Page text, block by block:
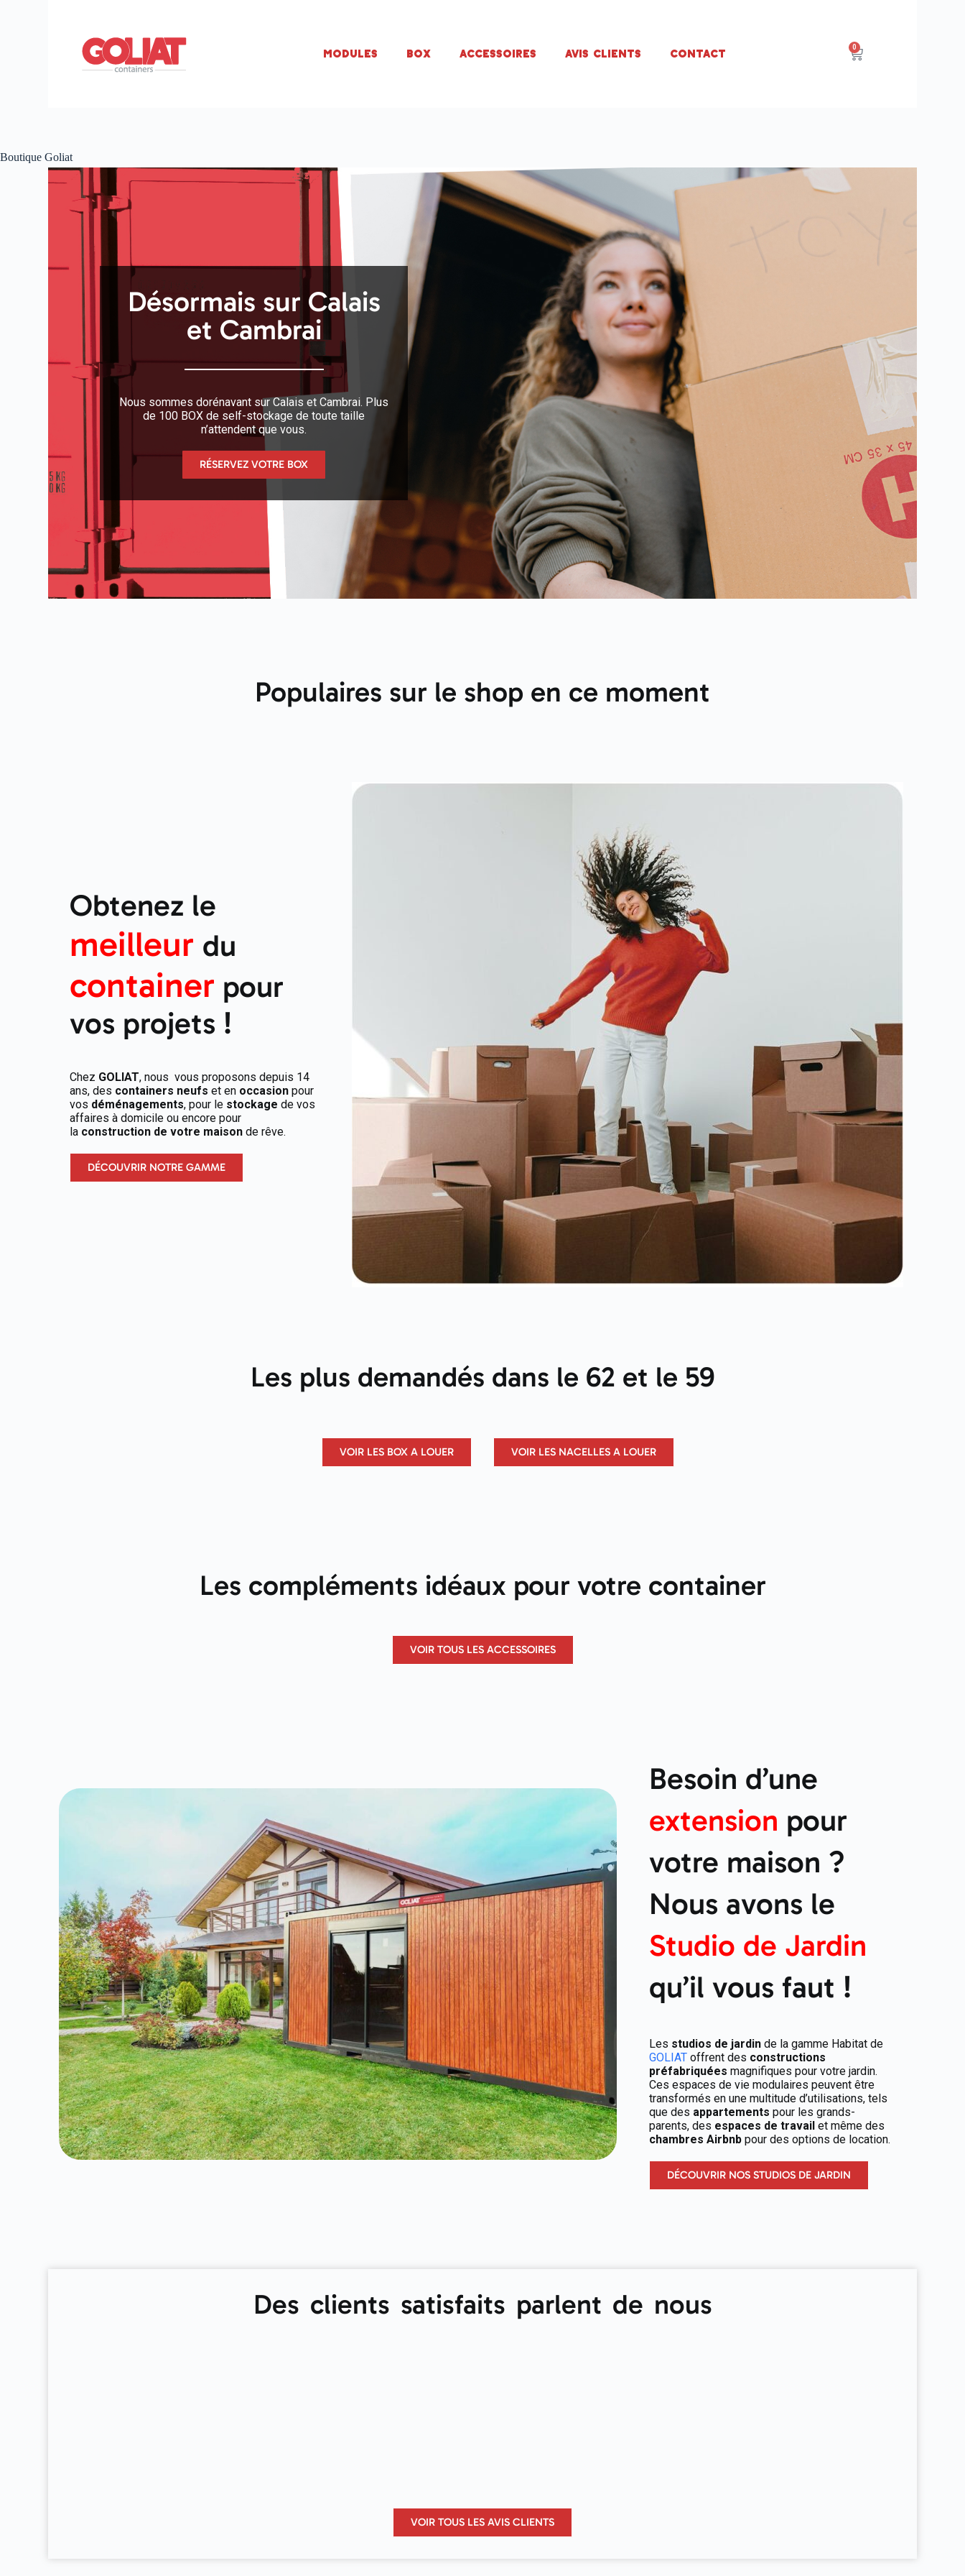
Modules Box Accessoires Avis Clients Contact 0
Boutique Goliat
Désormais sur Calais
et Cambrai
Nous sommes dorénavant sur Calais et Cambrai. Plus
de 100 BOX de self-stockage de toute taille
n’attendent que vous.
RÉSERVEZ VOTRE BOX
Populaires sur le shop en ce moment
Obtenez le
meilleur du
container pour
vos projets !
Chez GOLIAT, nous vous proposons depuis 14
ans, des containers neufs et en occasion pour
vos déménagements, pour le stockage de vos
affaires à domicile ou encore pour
la construction de votre maison de rêve.
DÉCOUVRIR NOTRE GAMME
Les plus demandés dans le 62 et le 59
VOIR LES BOX A LOUER VOIR LES NACELLES A LOUER
Les compléments idéaux pour votre container
VOIR TOUS LES ACCESSOIRES
Besoin d’une
extension pour
votre maison ?
Nous avons le
Studio de Jardin
qu’il vous faut !
Les studios de jardinde la gamme Habitat de
GOLIAToffrent des constructions
préfabriquées magnifiques pour votre jardin.
Ces espaces de vie modulaires peuvent être
transformés en une multitude d’utilisations, tels
que des appartements pour les grands-
parents, des espaces de travailet même des
chambres Airbnbpour des options de location.
DÉCOUVRIR NOS STUDIOS DE JARDIN
Des clients satisfaits parlent de nous
VOIR TOUS LES AVIS CLIENTS